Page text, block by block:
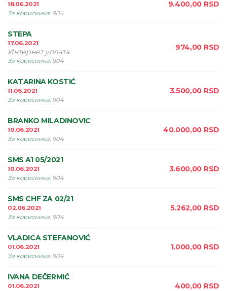
18.06.2021
За корисника: 904
9.400,00 RSD
STEPA
17.06.2021
Интернет уплата
За корисника: 904
974,00 RSD
KATARINA KOSTIĆ
11.06.2021
За корисника: 904
3.500,00 RSD
BRANKO MILADINOVIC
10.06.2021
За корисника: 904
40.000,00 RSD
SMS A1 05/2021
10.06.2021
За корисника: 904
3.600,00 RSD
SMS CHF ZA 02/21
02.06.2021
За корисника: 904
5.262,00 RSD
VLADICA STEFANOVIĆ
01.06.2021
За корисника: 904
1.000,00 RSD
IVANA DEČERMIĆ
01.06.2021
400,00 RSD